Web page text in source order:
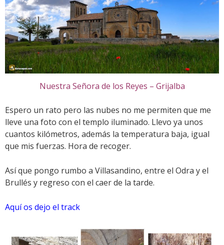
Nuestra Señora de los Reyes – Grijalba
Espero un rato pero las nubes no me permiten que me
lleve una foto con el templo iluminado. Llevo ya unos
cuantos kilómetros, además la temperatura baja, igual
que mis fuerzas. Hora de recoger.
Así que pongo rumbo a Villasandino, entre el Odra y el
Brullés y regreso con el caer de la tarde.
Aquí os dejo el track